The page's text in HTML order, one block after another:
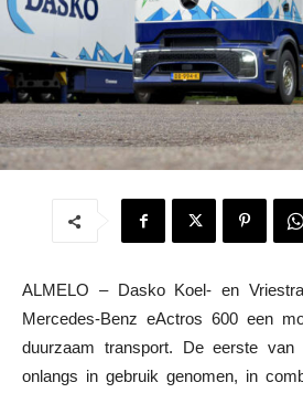
ALMELO – Dasko Koel- en
Mercedes-Benz eActros 600 een
duurzaam transport. De eerste
onlangs in gebruik genomen, in